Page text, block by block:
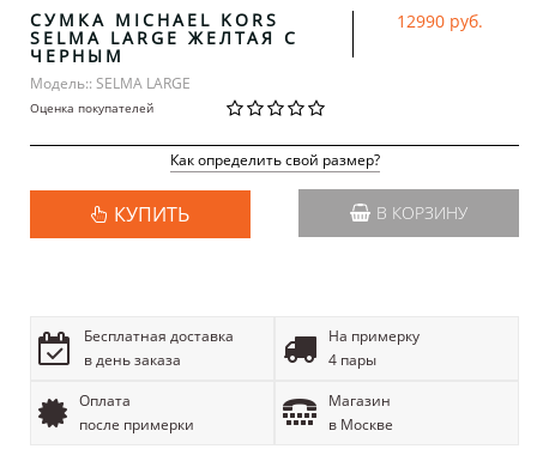
СУМКА MICHAEL KORS
SELMA LARGE ЖЕЛТАЯ С
ЧЕРНЫМ
Модель:: SELMA LARGE
Оценка покупателей
12990 руб.
Как определить свой размер?
КУПИТЬ В КОРЗИНУ
Бесплатная доставка
в день заказа
На примерку
4 пары
Оплата
после примерки
Магазин
в Москве